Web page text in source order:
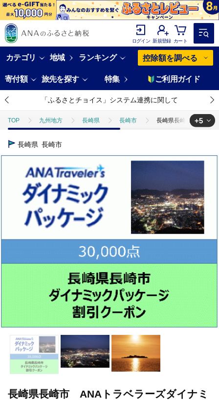
ログイン 新規登録 カート
カテゴリ 地域 ランキング 控除額を調べる
寄付額 旅先を探す 特集 ご利用ガイド
「ふるさとチョイス」システム連携に関して
TOP 九州地方 長崎県 長崎市 長崎県長崎市 ANAト
TOP
TOP ANAオリジナル ANA関連返礼品 長崎県長崎市 ANA
ANAオリジナル ANA関連返礼品 ダイナミックパッケ
旅行・宿泊・体験 長崎県長崎市 ANAトラベラーズダイナ
旅行・宿泊・体験 パッケージ旅行 長崎県長崎市 ANA
+5
長崎県 長崎市
長崎県長崎市 ANAトラベラーズダイナミ